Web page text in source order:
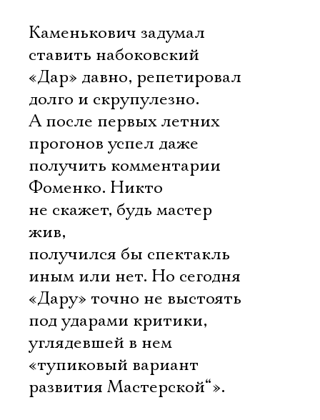
Каменькович задумал
ставить набоковский
«Дар» давно, репетировал
долго и скрупулезно.
А после первых летних
прогонов успел даже
получить комментарии
Фоменко. Никто
не скажет, будь мастер
жив,
получился бы спектакль
иным или нет. Но сегодня
«Дару» точно не выстоять
под ударами критики,
углядевшей в нем
«тупиковый вариант
развития Мастерской“».